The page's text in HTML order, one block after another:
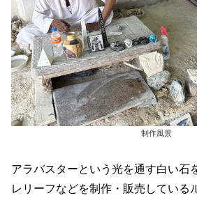
制作風景
アラバスターという光を通す白い石
レリーフなどを制作・販売している